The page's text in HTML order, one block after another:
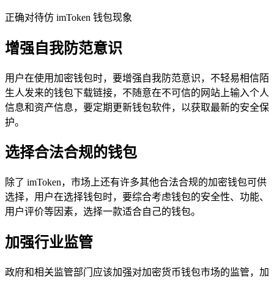
正确对待仿 imToken 钱包现象
增强自我防范意识
用户在使用加密钱包时，要增强自我防范意识，不轻易相信陌
生人发来的钱包下载链接，不随意在不可信的网站上输入个人
信息和资产信息，要定期更新钱包软件，以获取最新的安全保
护。
选择合法合规的钱包
除了 imToken，市场上还有许多其他合法合规的加密钱包可供
选择，用户在选择钱包时，要综合考虑钱包的安全性、功能、
用户评价等因素，选择一款适合自己的钱包。
加强行业监管
政府和相关监管部门应该加强对加密货币钱包市场的监管，加